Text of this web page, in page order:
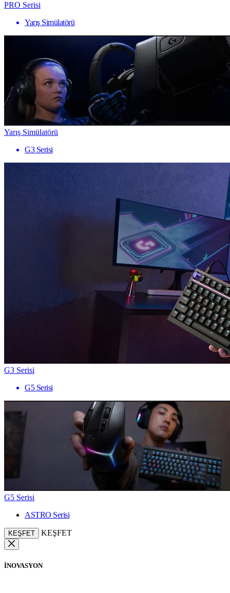
PRO Serisi
Yarış Simülatörü
Yarış Simülatörü
G3 Serisi
G3 Serisi
G5 Serisi
G5 Serisi
ASTRO Serisi
KEŞFET KEŞFET
İNOVASYON